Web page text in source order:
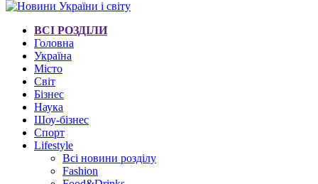
ВСІ РОЗДІЛИ
Головна
Україна
Місто
Світ
Бізнес
Наука
Шоу-бізнес
Спорт
Lifestyle
Всі новини розділу
Fashion